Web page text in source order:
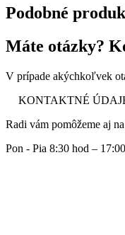
Podobné
Máte otázky?
V prípade akýchkoľvek
KONTAKTNÉ
Radi vám pomôžeme aj
Pon - Pia 8:30 hod –